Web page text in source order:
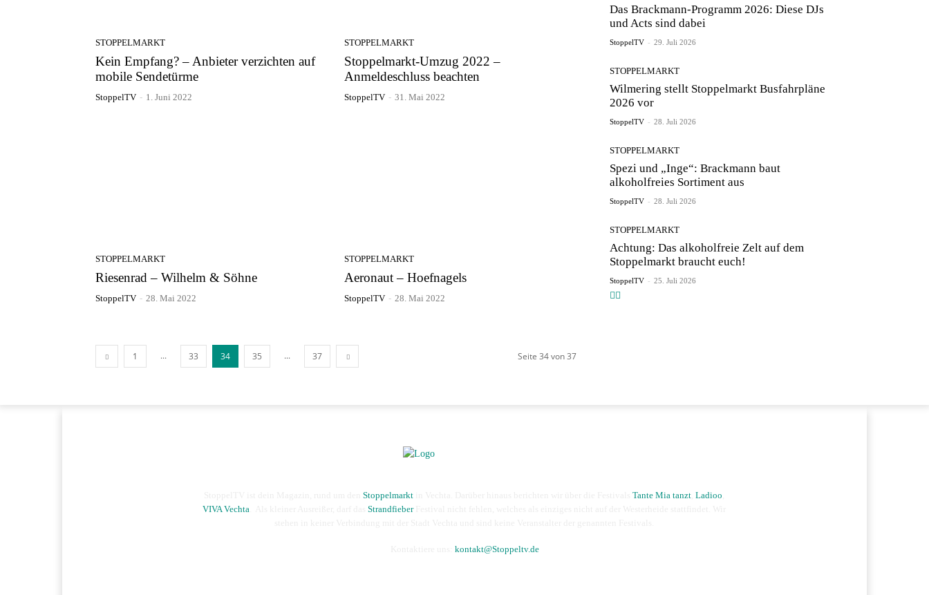
STOPPELMARKT
Kein Empfang? – Anbieter verzichten auf
mobile Sendetürme
StoppelTV - 1. Juni 2022
STOPPELMARKT
Stoppelmarkt-Umzug 2022 –
Anmeldeschluss beachten
StoppelTV - 31. Mai 2022
STOPPELMARKT
Riesenrad – Wilhelm & Söhne
StoppelTV - 28. Mai 2022
STOPPELMARKT
Aeronaut – Hoefnagels
StoppelTV - 28. Mai 2022
1 ... 33 34 35 ... 37 Seite 34 von 37
Das Brackmann-Programm 2026: Diese DJs
und Acts sind dabei
StoppelTV - 29. Juli 2026
STOPPELMARKT
Wilmering stellt Stoppelmarkt Busfahrpläne
2026 vor
StoppelTV - 28. Juli 2026
STOPPELMARKT
Spezi und „Inge“: Brackmann baut
alkoholfreies Sortiment aus
StoppelTV - 28. Juli 2026
STOPPELMARKT
Achtung: Das alkoholfreie Zelt auf dem
Stoppelmarkt braucht euch!
StoppelTV - 25. Juli 2026
StoppelTV ist dein Magazin, rund um denStoppelmarkt in Vechta. Darüber hinaus berichten wir über die FestivalsTante Mia tanzt ,Ladioo
VIVA Vechta . Als kleiner Ausreißer, darf dasStrandfieberFestival nicht fehlen, welches als einziges nicht auf der Westerheide stattfindet. Wir
kontakt@Stoppeltv.de